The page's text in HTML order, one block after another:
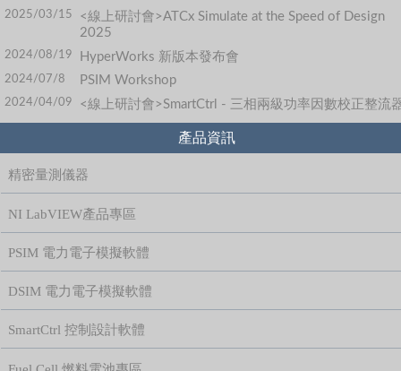
2025/03/15
<線上研討會>ATCx Simulate at the Speed of Design
2025
2024/08/19 HyperWorks 新版本發布會
2024/07/8 PSIM Workshop
2024/04/09 <線上研討會>SmartCtrl - 三相兩級功率因數校正整流
產品資訊
精密量測儀器
NI LabVIEW產品專區
PSIM 電力電子模擬軟體
DSIM 電力電子模擬軟體
SmartCtrl 控制設計軟體